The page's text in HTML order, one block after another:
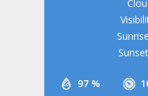
97 %